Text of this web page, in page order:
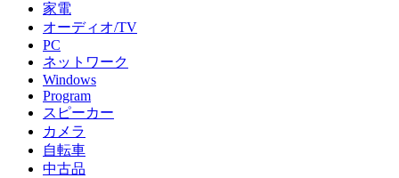
家電
オーディオ/TV
PC
ネットワーク
Windows
Program
スピーカー
カメラ
自転車
中古品